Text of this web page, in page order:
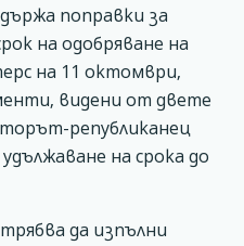
поправки за
на одобряване на
на 11 октомври,
видени от двете
републиканец
на срока до
да изпълни